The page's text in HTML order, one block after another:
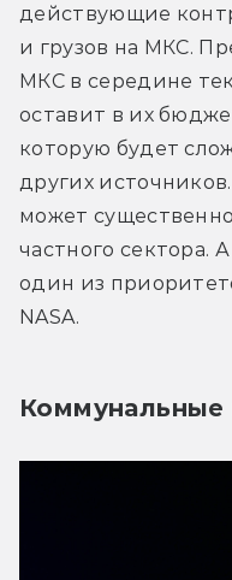
действующие
и грузов на МКС.
МКС в середине
оставит в их
которую будет
других
может
частного сектора.
один из
NASA.